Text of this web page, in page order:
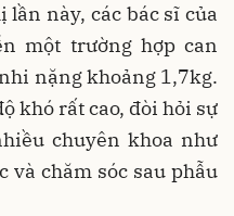
này, các bác sĩ của
một trường hợp can
nặng khoảng 1,7kg.
khó rất cao, đòi hỏi sự
chuyên khoa như
và chăm sóc sau phẫu